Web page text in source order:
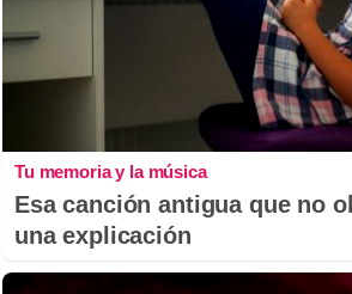
Tu memoria y la música
Esa canción antigua que no
una explicación